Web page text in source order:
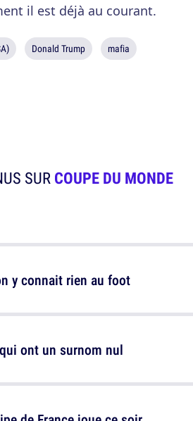
il est déjà au courant.
Donald Trump mafia
SURCOUPE DU MONDE
y connait rien au foot
ont un surnom nul